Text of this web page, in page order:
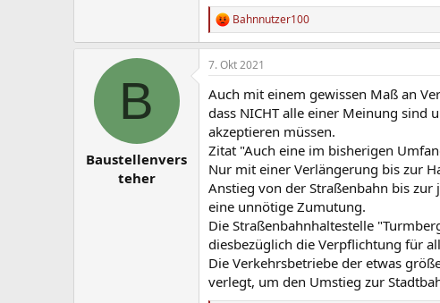
R
e
a
k
i
o
n
e
n
:
Bahnnutzer100
B
Baustellenvers
teher
7. Okt 2021
Auch mit einem gewissen Maß an
dass NICHT alle einer Meinung sind
akzeptieren müssen.
Zitat "Auch eine im bisherigen
Nur mit einer Verlängerung bis zur
Anstieg von der Straßenbahn bis
eine unnötige Zumutung.
Die Straßenbahnhaltestelle
diesbezüglich die Verpflichtung für
Die Verkehrsbetriebe der etwas
verlegt, um den Umstieg zur